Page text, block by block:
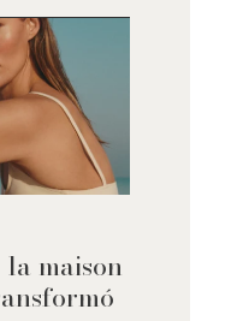
maison